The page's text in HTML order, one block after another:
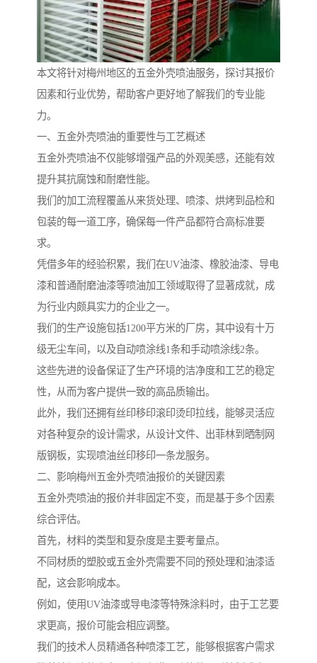
本文将针对梅州地区的五金外壳喷油服务，探讨其报价
因素和行业优势，帮助客户更好地了解我们的专业能
力。
一、五金外壳喷油的重要性与工艺概述
五金外壳喷油不仅能够增强产品的外观美感，还能有效
提升其抗腐蚀和耐磨性能。
我们的加工流程覆盖从来货处理、喷漆、烘烤到品检和
包装的每一道工序，确保每一件产品都符合高标准要
求。
凭借多年的经验积累，我们在UV油漆、橡胶油漆、导电
漆和普通耐磨油漆等喷油加工领域取得了显著成就，成
为行业内颇具实力的企业之一。
我们的生产设施包括1200平方米的厂房，其中设有十万
级无尘车间，以及自动喷涂线1条和手动喷涂线2条。
这些先进的设备保证了生产环境的洁净度和工艺的稳定
性，从而为客户提供一致的高品质输出。
此外，我们还拥有丝印移印滚印烫印拉线，能够灵活应
对各种复杂的设计需求，从设计文件、出菲林到晒制网
版钢板，实现喷油丝印移印一条龙服务。
二、影响梅州五金外壳喷油报价的关键因素
五金外壳喷油的报价并非固定不变，而是基于多个因素
综合评估。
首先，材料的类型和复杂度是主要考量点。
不同材质的塑胶或五金外壳需要不同的预处理和油漆适
配，这会影响成本。
例如，使用UV油漆或导电漆等特殊涂料时，由于工艺要
求更高，报价可能会相应调整。
我们的技术人员精通各种喷漆工艺，能够根据客户需求